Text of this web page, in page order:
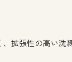
拡張性の高い洗